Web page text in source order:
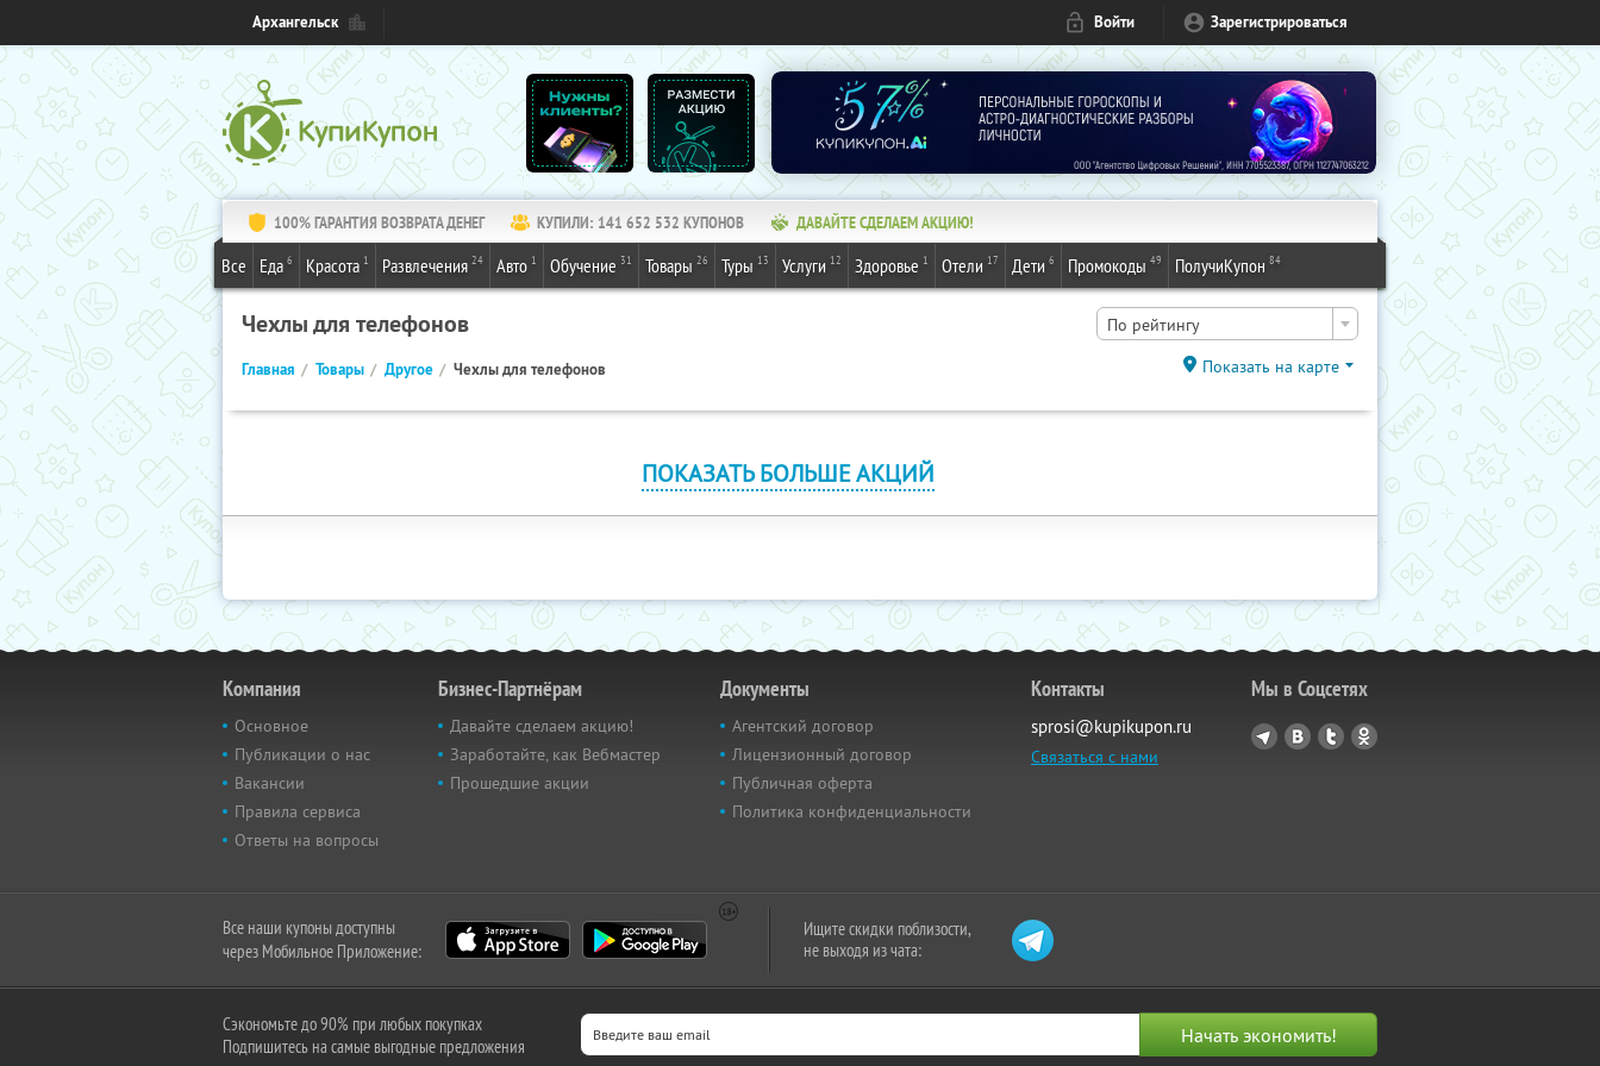
Архангельск Войти Зарегистрироваться
100% ГАРАНТИЯ ВОЗВРАТА ДЕНЕГ КУПИЛИ: 141 652 532 КУПОНОВ ДАВАЙТЕ СДЕЛАЕМ АКЦИЮ!
Все Еда 6 Красота 1 Развлечения 24 Авто 1 Обучение 31 Товары 26 Туры 13 Услуги 12 Здоровье 1 Отели 17 Дети 6 Промокоды 49 ПолучиКупон 84
Чехлы для телефонов По рейтингу
Главная Товары Другое Чехлы для телефонов Показать на карте
ПОКАЗАТЬ БОЛЬШЕ АКЦИЙ
Компания
Основное
Публикации о нас
Вакансии
Правила сервиса
Ответы на вопросы
Бизнес-Партнёрам
Давайте сделаем акцию!
Заработайте, как Вебмастер
Прошедшие акции
Документы
Агентский договор
Лицензионный договор
Публичная оферта
Политика конфиденциальности
Контакты
sprosi@kupikupon.ru
Связаться с нами
Мы в Соцсетях
Все наши купоны доступны
через Мобильное Приложение:
Ищите скидки поблизости,
не выходя из чата:
Сэкономьте до 90% при любых покупках
Подпишитесь на самые выгодные предложения